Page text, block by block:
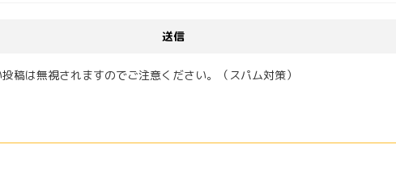
稿は無視されますのでご注意ください。（スパム対策）